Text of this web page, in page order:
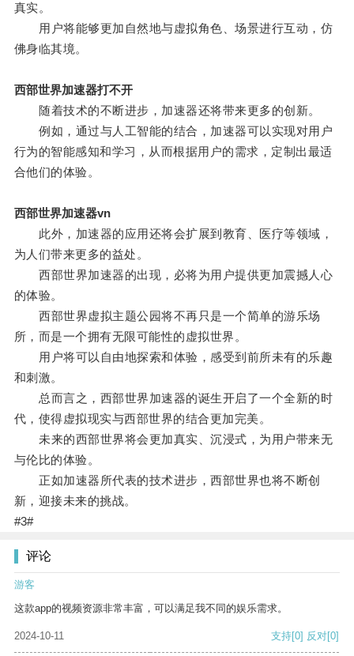
真实。
用户将能够更加自然地与虚拟角色、场景进行互动，仿
佛身临其境。
西部世界加速器打不开
随着技术的不断进步，加速器还将带来更多的创新。
例如，通过与人工智能的结合，加速器可以实现对用户
行为的智能感知和学习，从而根据用户的需求，定制出最适
合他们的体验。
西部世界加速器vn
此外，加速器的应用还将会扩展到教育、医疗等领域，
为人们带来更多的益处。
西部世界加速器的出现，必将为用户提供更加震撼人心
的体验。
西部世界虚拟主题公园将不再只是一个简单的游乐场
所，而是一个拥有无限可能性的虚拟世界。
用户将可以自由地探索和体验，感受到前所未有的乐趣
和刺激。
总而言之，西部世界加速器的诞生开启了一个全新的时
代，使得虚拟现实与西部世界的结合更加完美。
未来的西部世界将会更加真实、沉浸式，为用户带来无
与伦比的体验。
正如加速器所代表的技术进步，西部世界也将不断创
新，迎接未来的挑战。
#3#
评论
游客
这款app的视频资源非常丰富，可以满足我不同的娱乐需求。
2024-10-11 支持[0] 反对[0]